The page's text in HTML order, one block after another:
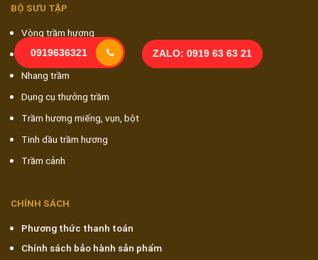
BỘ SƯU TẬP
Vòng trầm hương
Nụ trầm hương
Nhang trầm
Dụng cụ thưởng trầm
Trầm hương miếng, vụn, bột
Tinh dầu trầm hương
Trầm cảnh
CHÍNH SÁCH
Phương thức thanh toán
Chính sách bảo hành sản phẩm
0919636321 ZALO: 0919 63 63 21